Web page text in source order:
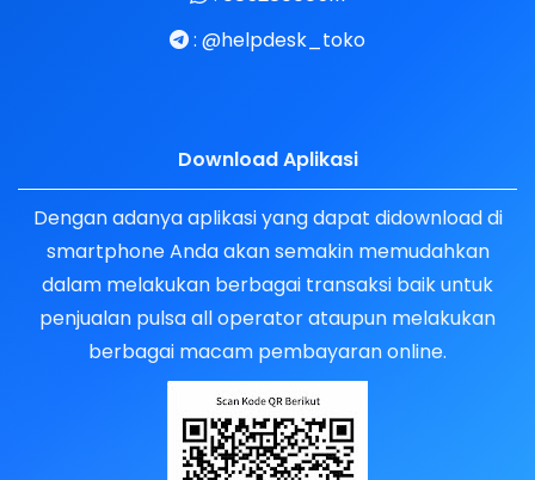
: @helpdesk_toko
Download Aplikasi
Dengan adanya aplikasi yang dapat didownload di
smartphone Anda akan semakin memudahkan
dalam melakukan berbagai transaksi baik untuk
penjualan pulsa all operator ataupun melakukan
berbagai macam pembayaran online.